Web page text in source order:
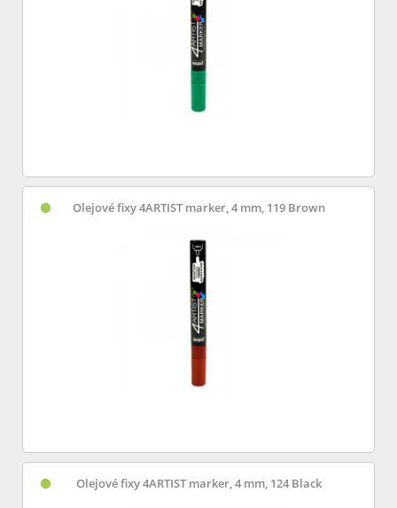
Olejové fixy 4ARTIST marker, 4 mm, 119 Brown
Olejové fixy 4ARTIST marker, 4 mm, 124 Black